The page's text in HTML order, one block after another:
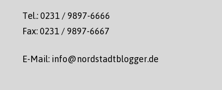
Tel.: 0231 / 9897-6666
Fax: 0231 / 9897-6667
E-Mail: info@nordstadtblogger.de